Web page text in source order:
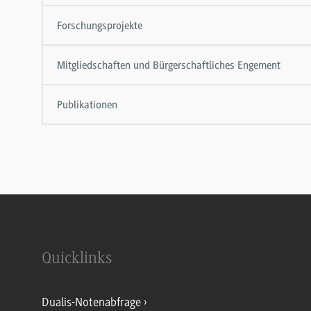
Forschungsprojekte
Mitgliedschaften und Bürgerschaftliches Engement
Publikationen
Quicklinks
Dualis-Notenabfrage